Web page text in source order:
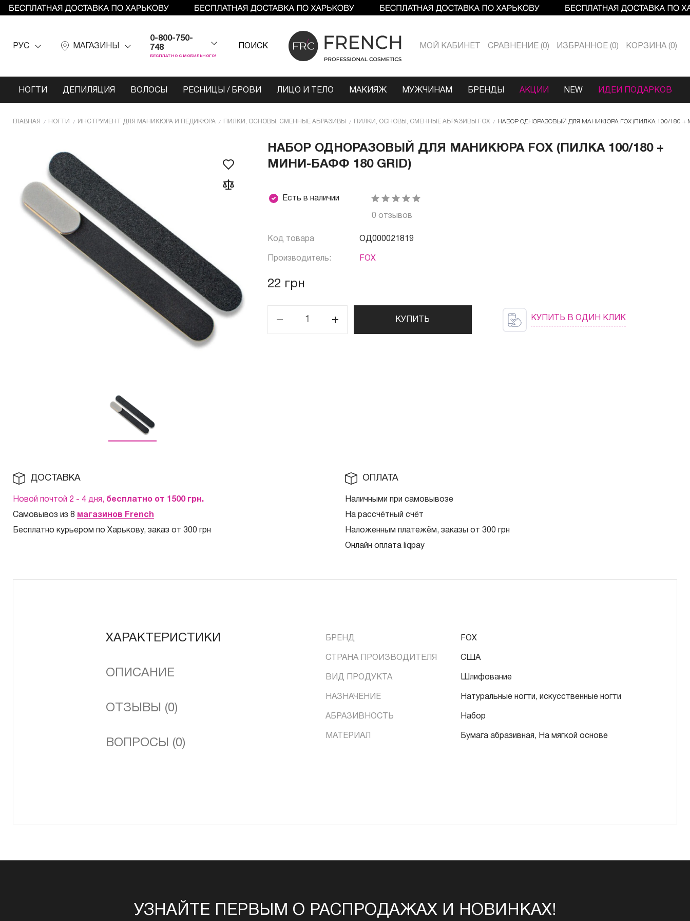
РУС МАГАЗИНЫ
0-800-750-
748
БЕСПЛАТНО С МОБИЛЬНОГО!
ПОИСК МОЙ КАБИНЕТ СРАВНЕНИЕ 0 ИЗБРАННОЕ 0 КОРЗИНА 0
НОГТИ ДЕПИЛЯЦИЯ ВОЛОСЫ РЕСНИЦЫ / БРОВИ ЛИЦО И ТЕЛО МАКИЯЖ МУЖЧИНАМ БРЕНДЫ АКЦИИ NEW ИДЕИ ПОДАРКОВ
ГЛАВНАЯ НОГТИ ИНCТРУМЕНТ ДЛЯ МАНИКЮРА И ПЕДИКЮРА ПИЛКИ, ОСНОВЫ, СМЕННЫЕ АБРАЗИВЫ ПИЛКИ, ОСНОВЫ, СМЕННЫЕ АБРАЗИВЫ FOX НАБОР ОДНОРАЗОВЫЙ ДЛЯ МАНИКЮРА FOX (ПИЛКА 100/180 +
НАБОР ОДНОРАЗОВЫЙ ДЛЯ МАНИКЮРА FOX (ПИЛКА 100/180 +
МИНИ-БАФФ 180 GRID)
Есть в наличии
0 отзывов
Код товара ОД000021819
Производитель: FOX
22 грн
КУПИТЬ КУПИТЬ В ОДИН КЛИК
ДОСТАВКА
Новой почтой 2 - 4 дня, бесплатно от 1500 грн.
Самовывоз из 8 магазинов French
Бесплатно курьером по Харькову, заказ от 300 грн
ОПЛАТА
Наличными при самовывозе
На рассчётный счёт
Наложенным платежём, заказы от 300 грн
Онлайн оплата liqpay
ХАРАКТЕРИСТИКИ
ОПИСАНИЕ
ОТЗЫВЫ (0)
ВОПРОСЫ (0)
БРЕНД FOX
СТРАНА ПРОИЗВОДИТЕЛЯ США
ВИД ПРОДУКТА Шлифование
НАЗНАЧЕНИЕ Натуральные ногти, искусственные ногти
АБРАЗИВНОСТЬ Набор
МАТЕРИАЛ Бумага абразивная, На мягкой основе
УЗНАЙТЕ ПЕРВЫМ О РАСПРОДАЖАХ И НОВИНКАХ!